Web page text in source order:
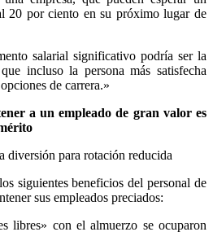
20 por ciento en su próximo lugar de
salarial significativo podría ser la
incluso la persona más satisfecha
de carrera.»
a un empleado de gran valor es
diversión para rotación reducida
siguientes beneficios del personal de
sus empleados preciados:
libres» con el almuerzo se ocuparon